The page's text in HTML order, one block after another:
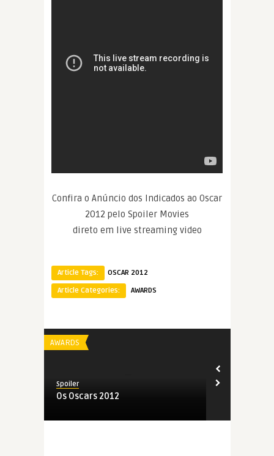
Confira o Anúncio dos Indicados ao Oscar
2012 pelo Spoiler Movies
direto em live streaming video
Article Tags:
OSCAR 2012
Article Categories:
AWARDS
AWARDS
Spoiler
Os Oscars 2012